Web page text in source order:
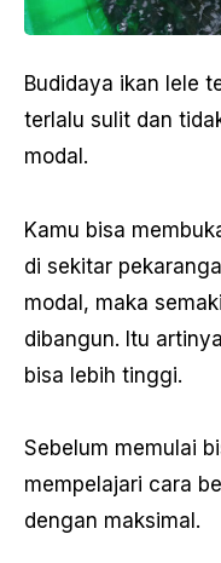
Budidaya ikan lele
terlalu sulit dan
modal.
Kamu bisa
di sekitar
modal, maka
dibangun. Itu
bisa lebih tinggi.
Sebelum memulai
mempelajari cara
dengan maksimal.